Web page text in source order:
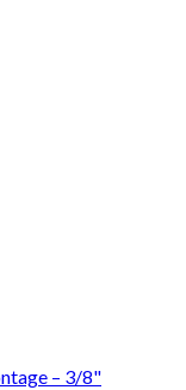
– 3/8"